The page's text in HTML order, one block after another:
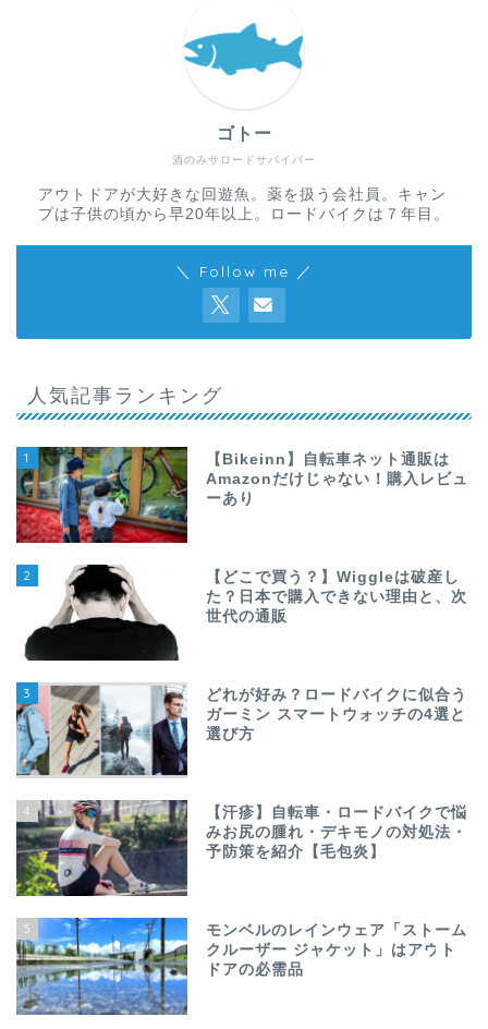
酒のみサロードサバイバー
ゴトー
アウトドアが大好きな回遊魚。薬を扱う会社員。キャン
プは子供の頃から早20年以上。ロードバイクは７年目。
＼ Follow me ／
人気記事ランキング
1
【Bikeinn】自転車ネット通販は
Amazonだけじゃない！購入レビュ
ーあり
2
【どこで買う？】Wiggleは破産し
た？日本で購入できない理由と、次
世代の通販
3
どれが好み？ロードバイクに似合う
ガーミン スマートウォッチの4選と
選び方
4
【汗疹】自転車・ロードバイクで悩
みお尻の腫れ・デキモノの対処法・
予防策を紹介【毛包炎】
5
モンベルのレインウェア「ストーム
クルーザー ジャケット」はアウト
ドアの必需品
ホーム
お問い合わせ